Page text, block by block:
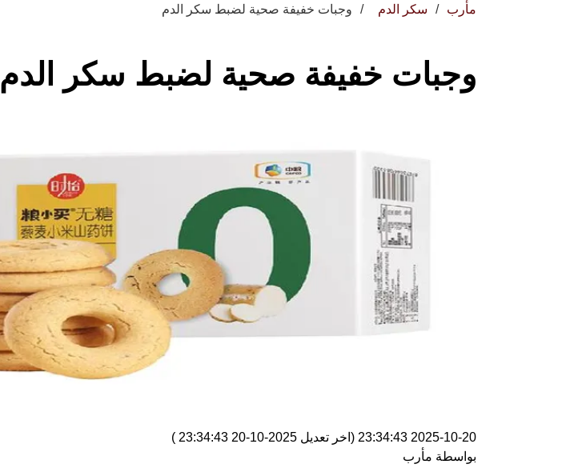
مأرب سكر الدم وجبات خفيفة صحية لضبط سكر الدم
وجبات خفيفة صحية لضبط سكر الدم
2025-10-20 23:34:43 (اخر تعديل 2025-10-20 23:34:43
)
بواسطة مأرب